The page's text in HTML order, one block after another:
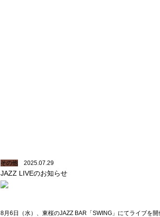
その他 2025.07.29
JAZZ LIVEのお知らせ
8月6日（水）、東桜のJAZZ BAR「SWING」にてライブを開